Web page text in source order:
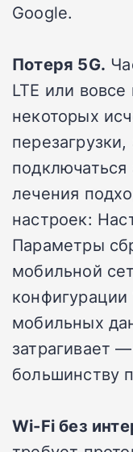
Google.
Потеря 5G.
LTE или
некоторых
лечения
настроек:
Параметры
мобильной
мобильных
затрагивает
большинству
Wi-Fi без